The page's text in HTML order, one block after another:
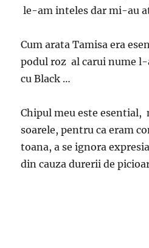
le-am inteles dar mi-au
Cum arata Tamisa era
podul roz al carui nume
cu Black …
Chipul meu este esential,
soarele, pentru ca eram
toana, a se ignora
din cauza durerii de